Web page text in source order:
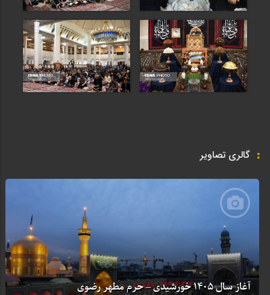
گالری تصاویر
آغاز سال ۱۴۰۵ خورشیدی – حرم مطهر رضوی